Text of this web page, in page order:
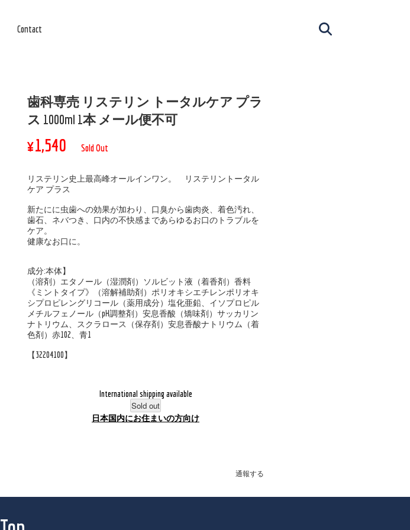
Contact
歯科専売 リステリン トータルケア プラ
ス 1000ml 1本 メール便不可
¥1,540 Sold Out
リステリン史上最高峰オールインワン。 リステリントータル
ケア プラス
新たにに虫歯への効果が加わり、口臭から歯肉炎、着色汚れ、
歯石、ネバつき、口内の不快感まであらゆるお口のトラブルを
ケア。
健康なお口に。
成分:本体】
（溶剤）エタノール（湿潤剤）ソルビット液（着香剤）香料
《ミントタイプ》（溶解補助剤）ポリオキシエチレンポリオキ
シプロピレングリコール（薬用成分）塩化亜鉛、イソプロピル
メチルフェノール（pH調整剤）安息香酸（矯味剤）サッカリン
ナトリウム、スクラロース（保存剤）安息香酸ナトリウム（着
色剤）赤102、青1
【32204100】
International shipping available
Sold out
日本国内にお住まいの方向け
通報する